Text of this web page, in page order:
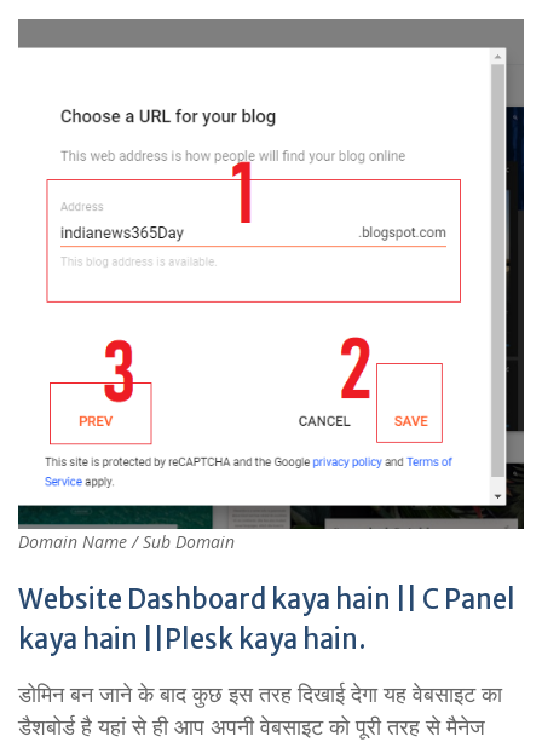
Domain Name / Sub Domain
Website Dashboard kaya hain || C Panel
kaya hain ||Plesk kaya hain.
डोमिन बन जाने के बाद कुछ इस तरह दिखाई देगा यह वेबसाइट का
डैशबोर्ड है यहां से ही आप अपनी वेबसाइट को पूरी तरह से मैनेज